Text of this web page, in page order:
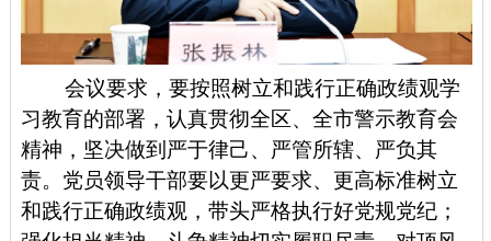
会议要求，要按照树立和践行正确政绩观学
习教育的部署，认真贯彻全区、全市警示教育会
精神，坚决做到严于律己、严管所辖、严负其
责。党员领导干部要以更严要求、更高标准树立
和践行正确政绩观，带头严格执行好党规党纪；